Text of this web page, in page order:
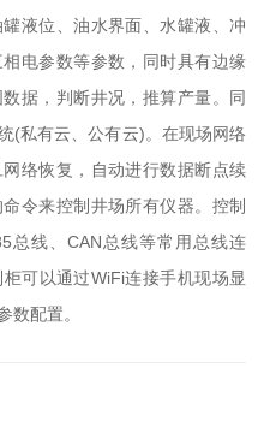
液位、油水界面、水罐液、冲
电参数等参数，同时具有边缘
据，判断井况，推算产量。同
(私有云、公有云)。在现场网络
络恢复，自动进行数据断点续
令来控制井场所有仪器。控制
总线、CAN总线等常用总线连
可以通过WiFi连接手机现场显
数配置。